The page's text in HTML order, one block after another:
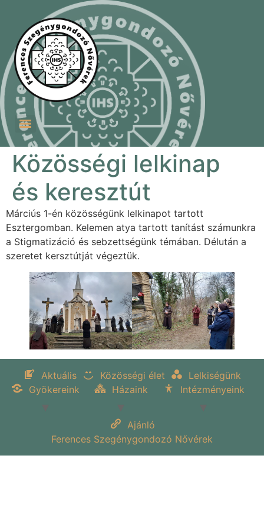
Közösségi lelkinap
és keresztút
Márciús 1-én közösségünk lelkinapot tartott
Esztergomban. Kelemen atya tartott tanítást számunkra
a Stigmatizáció és sebzettségünk témában. Délután a
szeretet kersztútját végeztük.
Aktuális Közösségi élet
Lelkiségünk
Gyökereink
Házaink Intézményeink
Ajánló
Ferences Szegénygondozó Nővérek